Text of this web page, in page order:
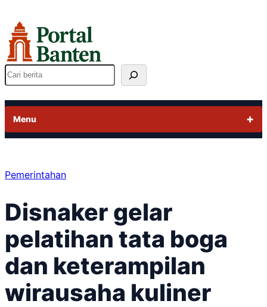
ke
konten
Cari
Menu
Pemerintahan
Disnaker gelar
pelatihan tata boga
dan keterampilan
wirausaha kuliner